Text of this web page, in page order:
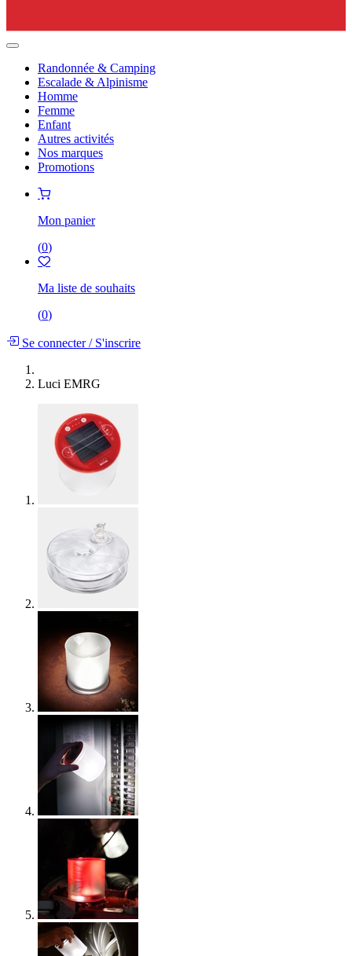
Randonnée & Camping
Escalade & Alpinisme
Homme
Femme
Enfant
Autres activités
Nos marques
Promotions
Mon panier
(0)
Ma liste de souhaits
(0)
Se connecter/S'inscrire
Luci EMRG